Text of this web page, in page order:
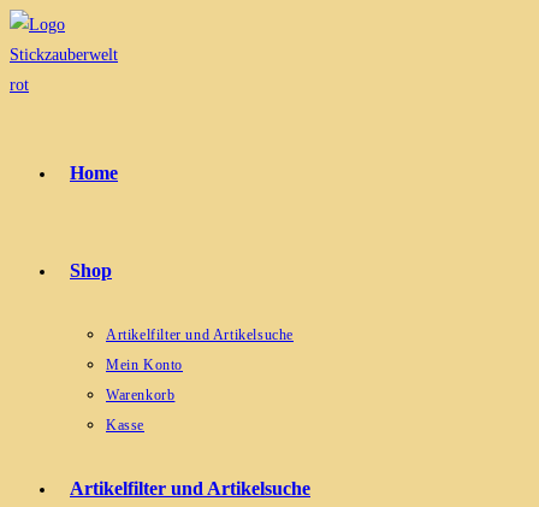
Zum
Inhalt
springen
Home
Shop
Artikelfilter und Artikelsuche
Mein Konto
Warenkorb
Kasse
Artikelfilter und Artikelsuche